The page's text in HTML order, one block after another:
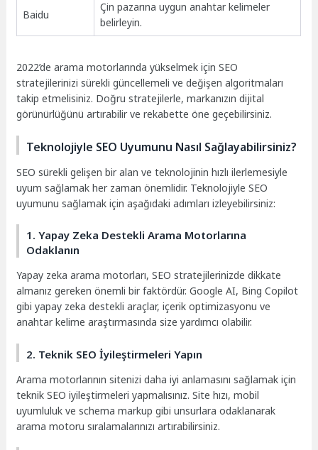
Baidu
Çin pazarına uygun anahtar kelimeler
belirleyin.
2022’de arama motorlarında yükselmek için SEO
stratejilerinizi sürekli güncellemeli ve değişen algoritmaları
takip etmelisiniz. Doğru stratejilerle, markanızın dijital
görünürlüğünü artırabilir ve rekabette öne geçebilirsiniz.
Teknolojiyle SEO Uyumunu Nasıl Sağlayabilirsiniz?
SEO sürekli gelişen bir alan ve teknolojinin hızlı ilerlemesiyle
uyum sağlamak her zaman önemlidir. Teknolojiyle SEO
uyumunu sağlamak için aşağıdaki adımları izleyebilirsiniz:
1. Yapay Zeka Destekli Arama Motorlarına
Odaklanın
Yapay zeka arama motorları, SEO stratejilerinizde dikkate
almanız gereken önemli bir faktördür. Google AI, Bing Copilot
gibi yapay zeka destekli araçlar, içerik optimizasyonu ve
anahtar kelime araştırmasında size yardımcı olabilir.
2. Teknik SEO İyileştirmeleri Yapın
Arama motorlarının sitenizi daha iyi anlamasını sağlamak için
teknik SEO iyileştirmeleri yapmalısınız. Site hızı, mobil
uyumluluk ve schema markup gibi unsurlara odaklanarak
arama motoru sıralamalarınızı artırabilirsiniz.